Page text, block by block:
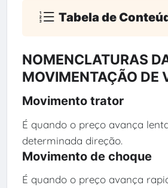
Tabela de
NOMENCLATURAS
MOVIMENTAÇÃO DE
Movimento trator
É quando o preço avança
determinada direção.
Movimento de choque
É quando o preço avança